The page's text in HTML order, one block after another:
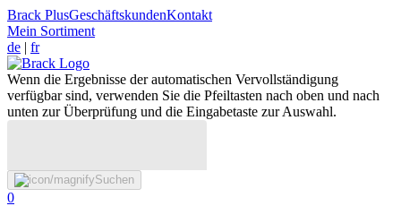
Brack PlusGeschäftskundenKontakt
Mein Sortiment
de | fr
Wenn die Ergebnisse der automatischen Vervollständigung
verfügbar sind, verwenden Sie die Pfeiltasten nach oben und nach
unten zur Überprüfung und die Eingabetaste zur Auswahl.
Suchen
0